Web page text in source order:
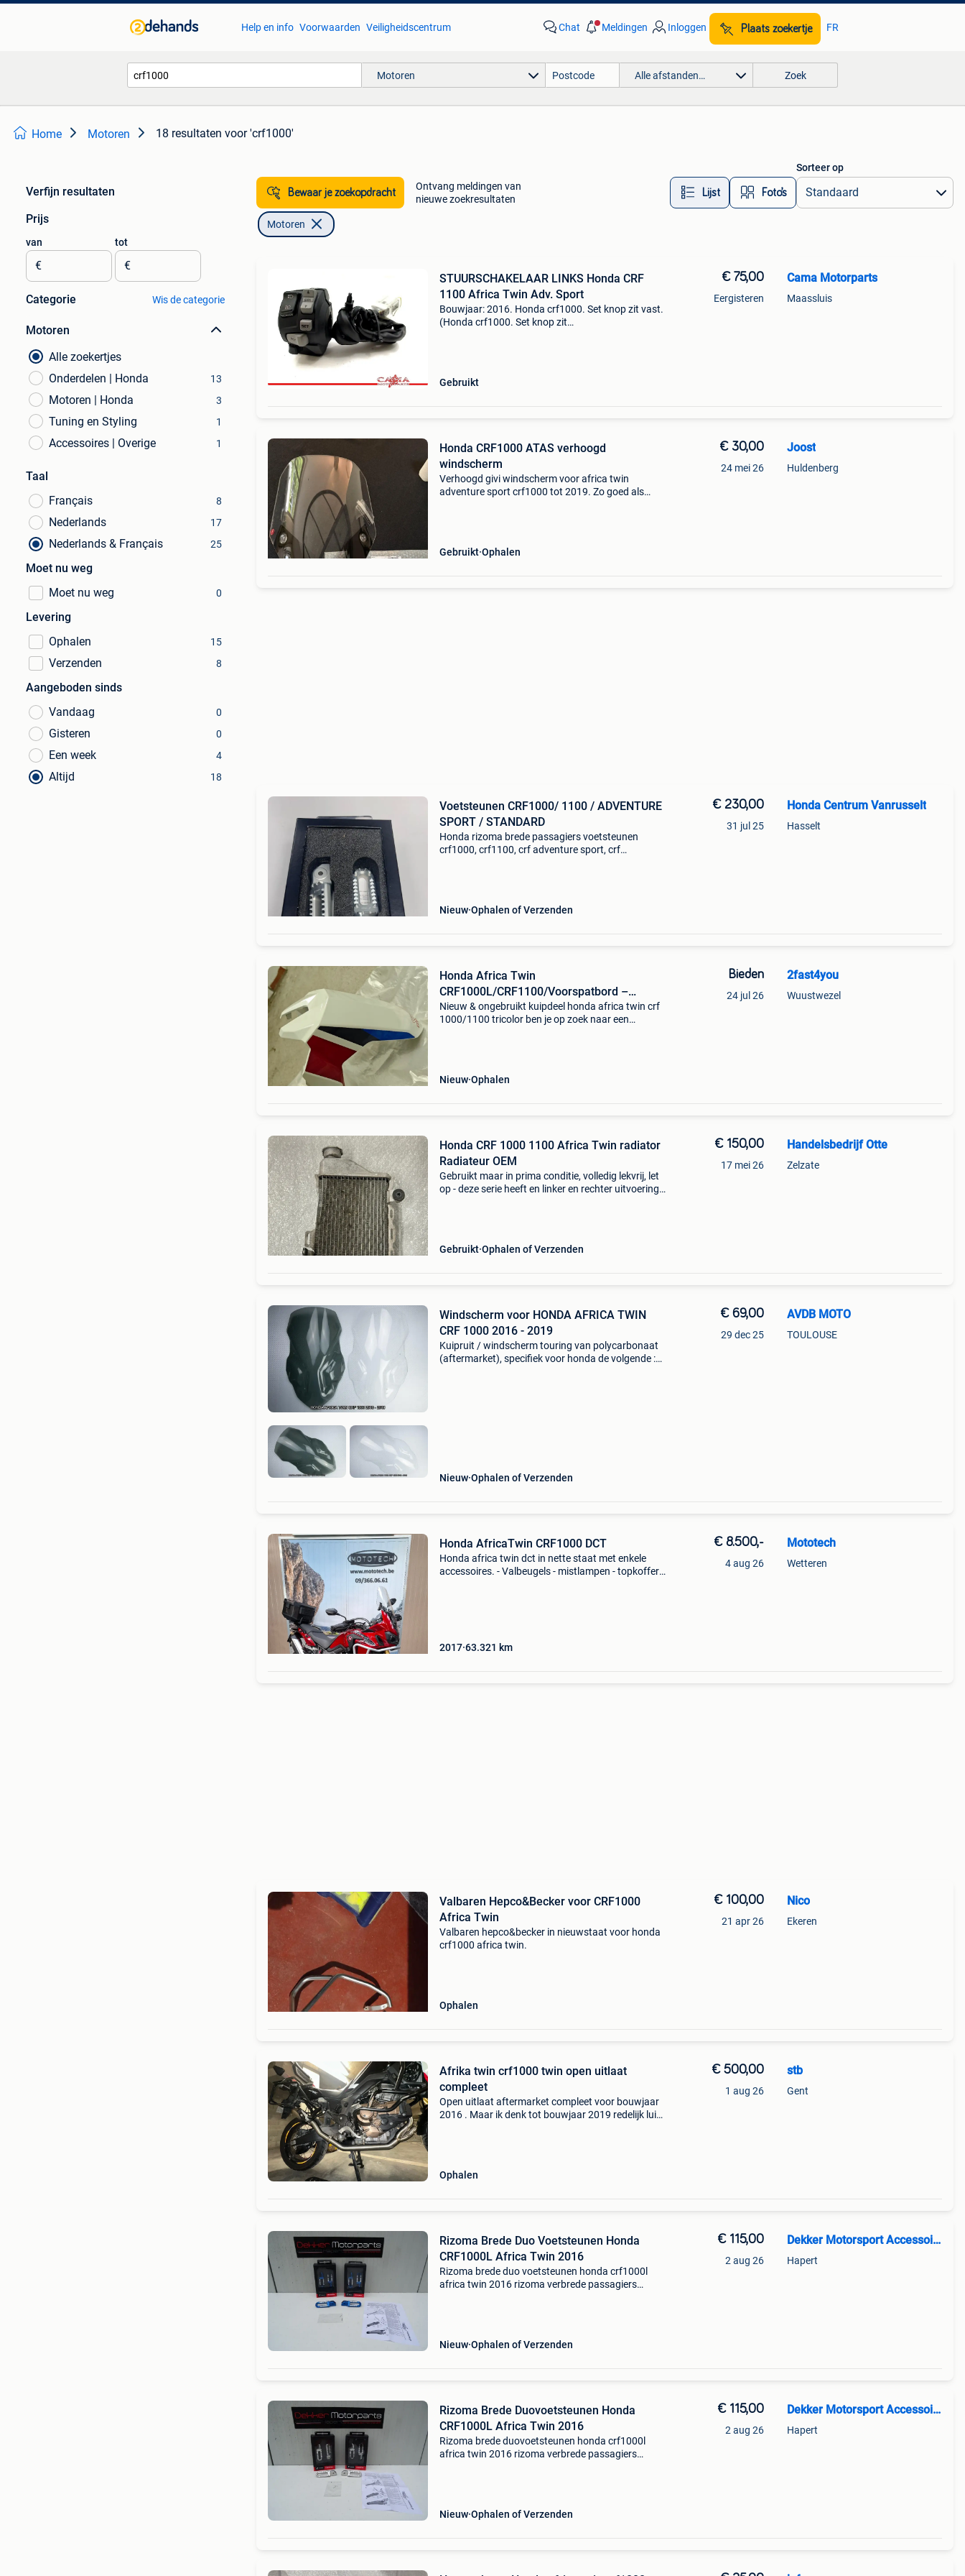
Help en info Voorwaarden Veiligheidscentrum Chat Meldingen Inloggen Plaats zoekertje FR
Motoren Alle afstanden… Zoek
Home Motoren 18 resultaten voor 'crf1000'
Verfijn resultaten
Prijs
van
€
tot
€
Categorie Wis de categorie
Motoren
Alle zoekertjes
Onderdelen | Honda
13
Motoren | Honda 3
Tuning en Styling 1
Accessoires | Overige 1
Taal
Français
8
Nederlands 17
Nederlands & Français 25
Moet nu weg
Moet nu weg
0
Levering
Ophalen
15
Verzenden 8
Aangeboden sinds
Vandaag
0
Gisteren 0
Een week 4
Altijd 18
Bewaar je zoekopdracht
Ontvang meldingen van
nieuwe zoekresultaten
Lijst Foto’s
Sorteer op
Motoren
STUURSCHAKELAAR LINKS Honda CRF
1100 Africa Twin Adv. Sport
Bouwjaar: 2016. Honda crf1000. Set knop zit vast.
(Honda crf1000. Set knop zit
Gebruikt
€ 75,00
Eergisteren
Cama Motorparts
Maassluis
Honda CRF1000 ATAS verhoogd
windscherm
Verhoogd givi windscherm voor africa twin
adventure sport crf1000 tot 2019. Zo goed als
Gebruikt Ophalen
€ 30,00
24 mei 26
Joost
Huldenberg
Voetsteunen CRF1000/ 1100 / ADVENTURE
SPORT / STANDARD
Honda rizoma brede passagiers voetsteunen
crf1000, crf1100, crf adventure sport, crf
Nieuw Ophalen of Verzenden
€ 230,00
31 jul 25
Honda Centrum Vanrusselt
Hasselt
Honda Africa Twin
CRF1000L/CRF1100/Voorspatbord –
Tricolour
Nieuw & ongebruikt kuipdeel honda africa twin crf
1000/1100 tricolor ben je op zoek naar een
Nieuw Ophalen
Bieden
24 jul 26
2fast4you
Wuustwezel
Honda CRF 1000 1100 Africa Twin radiator
Radiateur OEM
Gebruikt maar in prima conditie, volledig lekvrij, let
op - deze serie heeft en linker en rechter uitvoering.
Gebruikt Ophalen of Verzenden
€ 150,00
17 mei 26
Handelsbedrijf Otte
Zelzate
Windscherm voor HONDA AFRICA TWIN
CRF 1000 2016 - 2019
Kuipruit / windscherm touring van polycarbonaat
(aftermarket), specifiek voor honda de volgende :
Nieuw Ophalen of Verzenden
€ 69,00
29 dec 25
AVDB MOTO
TOULOUSE
Honda AfricaTwin CRF1000 DCT
Honda africa twin dct in nette staat met enkele
accessoires. - Valbeugels - mistlampen - topkoffer
2017 63.321 km
€ 8.500,-
4 aug 26
Mototech
Wetteren
Valbaren Hepco&Becker voor CRF1000
Africa Twin
Valbaren hepco&becker in nieuwstaat voor honda
crf1000 africa twin.
Ophalen
€ 100,00
21 apr 26
Nico
Ekeren
Afrika twin crf1000 twin open uitlaat
compleet
Open uitlaat aftermarket compleet voor bouwjaar
2016 . Maar ik denk tot bouwjaar 2019 redelijk luid
Ophalen
€ 500,00
1 aug 26
stb
Gent
Rizoma Brede Duo Voetsteunen Honda
CRF1000L Africa Twin 2016
Rizoma brede duo voetsteunen honda crf1000l
africa twin 2016 rizoma verbrede passagiers
Nieuw Ophalen of Verzenden
€ 115,00
2 aug 26
Dekker Motorsport Accessoires
Hapert
Rizoma Brede Duovoetsteunen Honda
CRF1000L Africa Twin 2016
Rizoma brede duovoetsteunen honda crf1000l
africa twin 2016 rizoma verbrede passagiers
Nieuw Ophalen of Verzenden
€ 115,00
2 aug 26
Dekker Motorsport Accessoires
Hapert